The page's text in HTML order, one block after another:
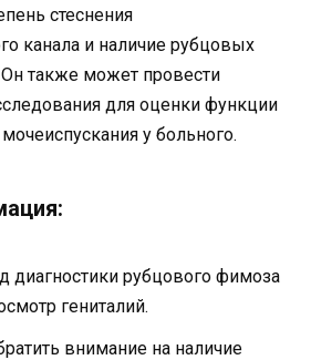
стеснения
канала и наличие рубцовых
также может провести
для оценки функции
у больного.
диагностики рубцового фимоза
гениталий.
внимание на наличие